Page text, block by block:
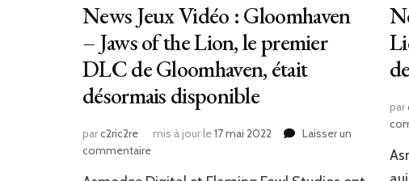
News Jeux Vidéo : Gloomhaven
– Jaws of the Lion, le premier
DLC de Gloomhaven, était
désormais disponible
parc2ric2re mis à jour le17 mai 2022
Laisser un
commentairesur
par